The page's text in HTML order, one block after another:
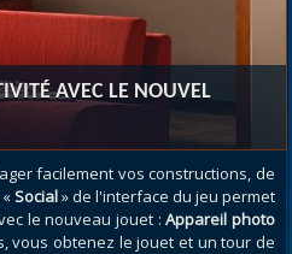
Les ensembles
Les légendaires
Les métiers
AVEC LE NOUVEL
facilement vos constructions, de
Social» de l'interface du jeu permet
le nouveau jouet :Appareil photo
vous obtenez le jouet et un tour de